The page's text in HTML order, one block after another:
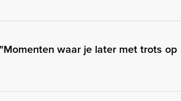
waar je later met trots op